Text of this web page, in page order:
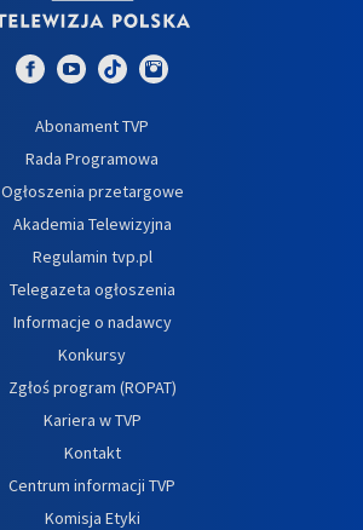
Abonament TVP
Rada Programowa
Ogłoszenia przetargowe
Akademia Telewizyjna
Regulamin tvp.pl
Telegazeta ogłoszenia
Informacje o nadawcy
Konkursy
Zgłoś program (ROPAT)
Kariera w TVP
Kontakt
Centrum informacji TVP
Komisja Etyki